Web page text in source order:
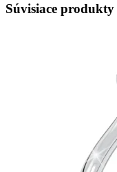
Súvisiace produkty